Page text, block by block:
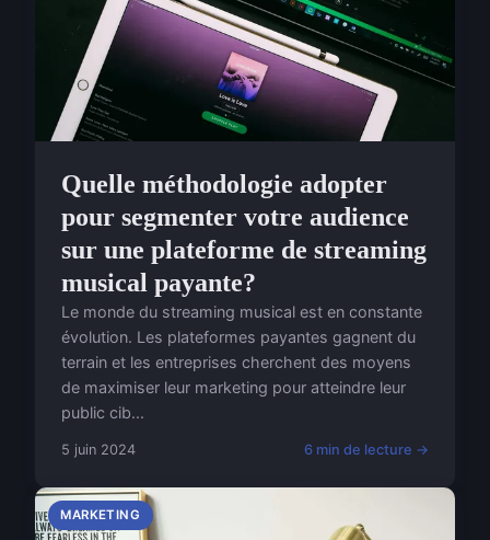
Quelle méthodologie adopter
pour segmenter votre audience
sur une plateforme de streaming
musical payante?
Le monde du streaming musical est en constante
évolution. Les plateformes payantes gagnent du
terrain et les entreprises cherchent des moyens
de maximiser leur marketing pour atteindre leur
public cib...
5 juin 2024 6 min de lecture →
MARKETING